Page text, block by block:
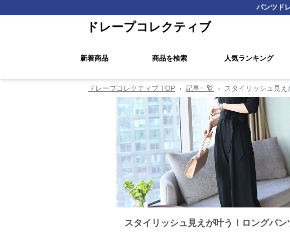
パンツド
ドレープコレクティブ
新着商品 商品を検索 人気ランキング
ドレープコレクティブ TOP › 記事一覧 › スタイリッシュ見
スタイリッシュ見えが叶う！ロングパ